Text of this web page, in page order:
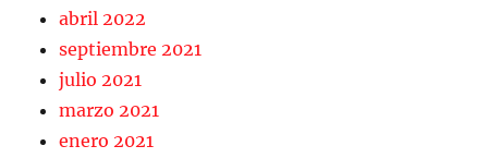
abril 2022
septiembre 2021
julio 2021
marzo 2021
enero 2021